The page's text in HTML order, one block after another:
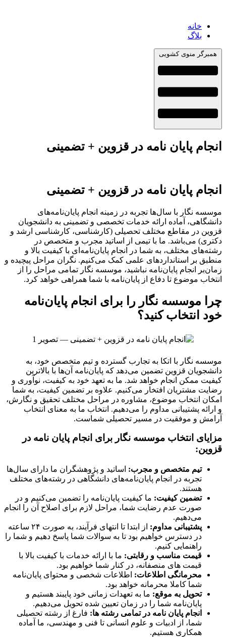
خانه
بلاگ
همبرگر منوی کشویی
انجام پایان نامه در قزوین + تضمینی
انجام پایان نامه در قزوین + تضمینی
موسسه نگار با سال‌ها تجربه در زمینه انجام پایان‌نامه‌های
دانشگاهی، آماده ارائه خدمات تخصصی و تضمینی به دانشجویان
قزوین در مقاطع مختلف تحصیلی (کارشناسی، کارشناسی ارشد و
دکتری) می‌باشد. ما با تیمی از اساتید مجرب و متخصص در
رشته‌های مختلف، به شما در انجام پایان‌نامه‌ای با کیفیت بالا و
منطبق بر استانداردهای علمی کمک می‌کنیم. نگران مراحل پیچیده و
زمان‌بر انجام پایان‌نامه نباشید، موسسه نگار تمامی مراحل را از
انتخاب موضوع تا دفاع از پایان‌نامه با شما همراهی خواهد کرد.
چرا موسسه نگار را برای انجام پایان‌نامه
خود انتخاب کنید؟
موسسه نگار با اتکا به تجارب گسترده و تیم متخصص خود، به
دانشجویان قزوین تضمین می‌دهد که پایان‌نامه آن‌ها با بالاترین
کیفیت ممکن انجام خواهد شد. ما به تعهد خود به کیفیت، نوآوری و
رضایت مشتریان افتخار می‌کنیم. علاوه بر تضمین کیفیت، به شما
امکان انتخاب موضوع، مشاوره در مراحل مختلف تحقیق و نگارش،
و ارائه پشتیبانی مداوم را می‌دهیم. انتخاب ما به معنای انتخاب
آرامش و موفقیت در مسیر تحصیلی شماست.
مزایای انتخاب موسسه نگار برای انجام پایان نامه در
قزوین:
تیم متخصص و مجرب: اساتید و پژوهشگران ما دارای سال‌ها
تجربه در انجام پایان‌نامه‌های دانشگاهی در رشته‌های مختلف
هستند.
تضمین کیفیت: ما کیفیت پایان‌نامه را تضمین می‌کنیم و در
صورت عدم رضایت شما، مراحل لازم برای اصلاح آن را انجام
می‌دهیم.
پشتیبانی مداوم:
از ابتدا تا انتهای فرآیند، به صورت ۲۴ ساعته
در دسترس خواهیم بود تا به سوالات شما پاسخ دهیم و شما را
راهنمایی کنیم.
قیمت مناسب و رقابتی: ما با ارائه خدمات با کیفیت بالا با
قیمت های منصفانه، در کنار شما خواهیم بود.
محرمانگی اطلاعات: اطلاعات شخصی و محتوای پایان‌نامه
شما کاملا محرمانه خواهد بود.
تحویل به موقع: ما به تعهدات زمانی خود پایبند هستیم و
پایان‌نامه شما را در زمان تعیین شده تحویل می‌دهیم.
انجام پایان نامه در تمامی رشته ها: فارغ از رشته تحصیلی
شما، از ادبیات و علوم انسانی تا فنی و مهندسی، ما آماده
همکاری هستیم.